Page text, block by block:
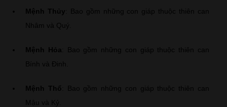
Mệnh Thủy : Bao gồm những con giáp thuộc thiên can
Nhâm và Quý.
Mệnh Hỏa : Bao gồm những con giáp thuộc thiên can
Bính và Đinh.
Mệnh Thổ : Bao gồm những con giáp thuộc thiên can
Mậu và Kỷ.